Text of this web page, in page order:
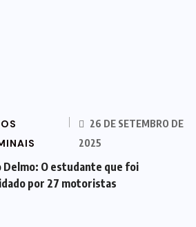
26 DE SETEMBRO DE
2025
Delmo: O estudante que foi
por 27 motoristas